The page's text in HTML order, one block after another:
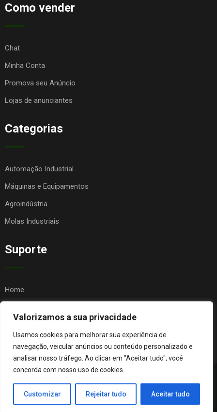
Valorizamos a sua privacidade
Usamos cookies para melhorar sua experiência de
navegação, veicular anúncios ou conteúdo personalizado e
analisar nosso tráfego. Ao clicar em "Aceitar tudo", você
concorda com nosso uso de cookies.
Customizar Rejeitar tudo Aceitar tudo
Como vender
Chat
Minha Conta
Promova seu Anúncio
Lojas de anunciantes
Categorias
Automação Industrial
Máquinas e Equipamentos
Agroindústria
Molas Industriais
Suporte
Home
© Copyright Agro Metal Mecânica. Desenvolvido porPágina
Orgânica